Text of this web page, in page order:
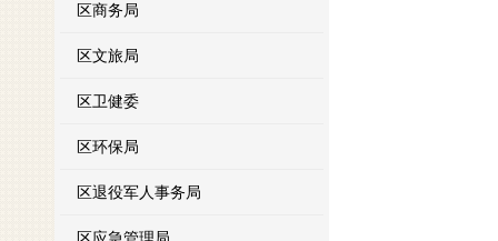
区商务局
区文旅局
区卫健委
区环保局
区退役军人事务局